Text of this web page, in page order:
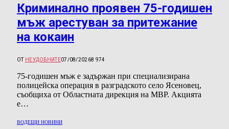
Криминално проявен 75-годишен
мъж арестуван за притежание
на кокаин
ОТ НЕУДОБНИТЕ07/08/20268 974
75-годишен мъж е задържан при специализирана
полицейска операция в разградското село Ясеновец,
съобщиха от Областната дирекция на МВР. Акцията
е…
ВОДЕЩИ НОВИНИ